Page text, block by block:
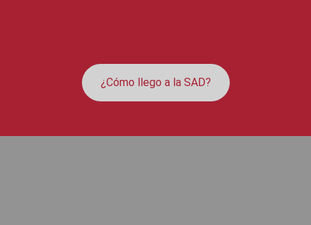
¿Cómo llego a la SAD?